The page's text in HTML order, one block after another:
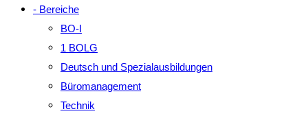
- Bereiche
BO‑I
1 BOLG
Deutsch und Spezialausbildungen
Büromanagement
Technik